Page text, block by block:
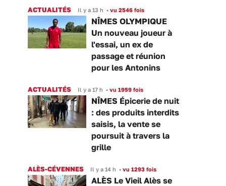
ACTUALITÉS Il y a 13 h • vu 2546 fois
NÎMES OLYMPIQUE
Un nouveau joueur à
l'essai, un ex de
passage et réunion
pour les Antonins
ACTUALITÉS Il y a 17 h • vu 1959 fois
NÎMES Épicerie de nuit
: des produits interdits
saisis, la vente se
poursuit à travers la
grille
ALÈS-CÉVENNES Il y a 14 h • vu 1293 fois
ALÈS Le Vieil Alès se